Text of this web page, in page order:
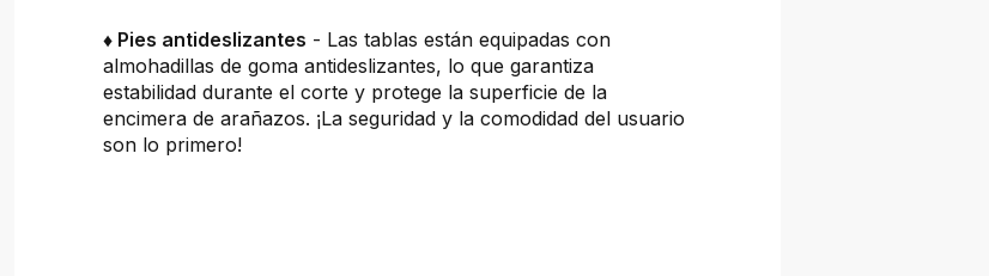
♦ Pies antideslizantes - Las tablas están equipadas con
almohadillas de goma antideslizantes, lo que garantiza
estabilidad durante el corte y protege la superficie de la
encimera de arañazos. ¡La seguridad y la comodidad del usuario
son lo primero!